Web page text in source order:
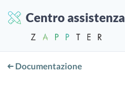
Centro assistenza
Documentazione